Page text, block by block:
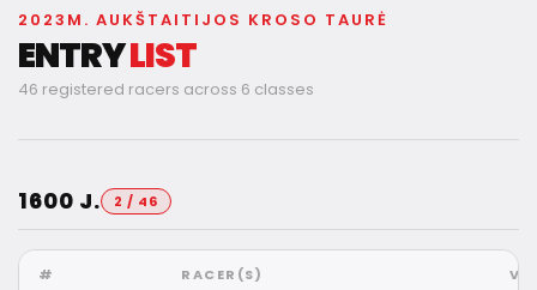
2023M. AUKŠTAITIJOS KROSO TAURĖ
ENTRYLIST
46 registered racers across 6 classes
1600 J. 2 / 46
# RACER(S)